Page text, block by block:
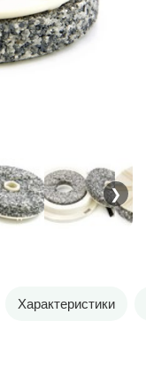
❯
Характеристики